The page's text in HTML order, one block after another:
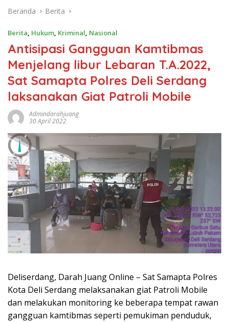
Beranda Berita
Berita, Hukum, Kriminal, Nasional
Antisipasi Gangguan Kamtibmas
Menjelang libur Lebaran T.A.2022,
Sat Samapta Polres Deli Serdang
laksanakan Giat Patroli Mobile
Admindarahjuang
30 April 2022
Deliserdang, Darah Juang Online – Sat Samapta Polres
Kota Deli Serdang melaksanakan giat Patroli Mobile
dan melakukan monitoring ke beberapa tempat rawan
gangguan kamtibmas seperti pemukiman penduduk,